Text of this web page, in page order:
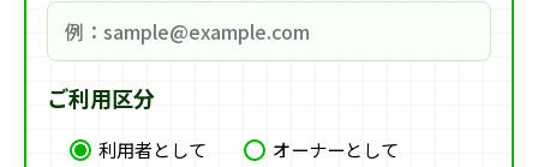
ご利用区分
利用者として
オーナーとして